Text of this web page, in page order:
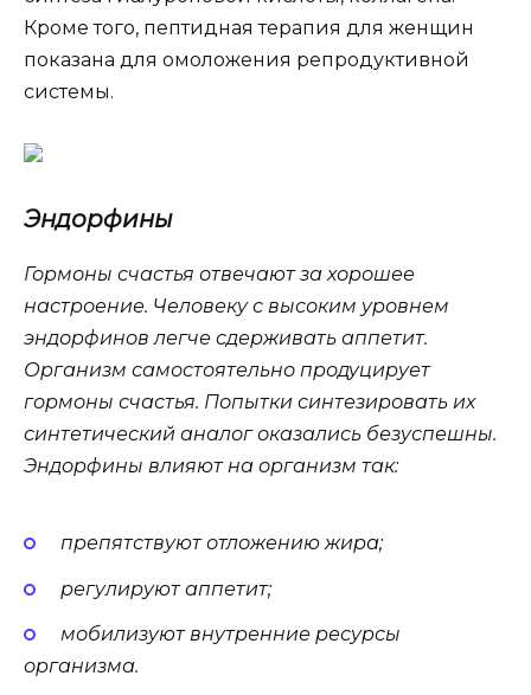
Кроме того, пептидная терапия для женщин
показана для омоложения репродуктивной
системы.
Эндорфины
Гормоны счастья отвечают за хорошее
настроение. Человеку с высоким уровнем
эндорфинов легче сдерживать аппетит.
Организм самостоятельно продуцирует
гормоны счастья. Попытки синтезировать их
синтетический аналог оказались безуспешны.
Эндорфины влияют на организм так:
препятствуют отложению жира;
регулируют аппетит;
мобилизуют внутренние ресурсы
организма.